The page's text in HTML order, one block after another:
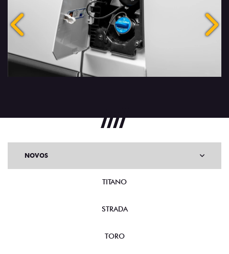
Anterior
NOVOS
TITANO
STRADA
TORO